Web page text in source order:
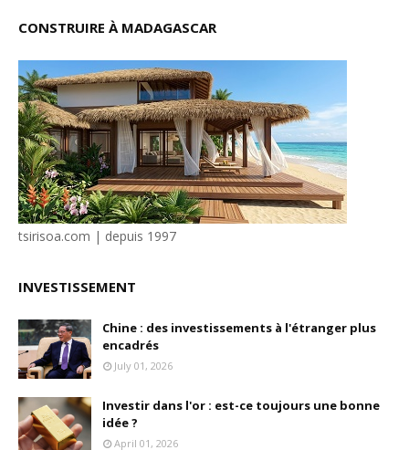
CONSTRUIRE À MADAGASCAR
tsirisoa.com | depuis 1997
INVESTISSEMENT
Chine : des investissements à l'étranger plus
encadrés
July 01, 2026
Investir dans l'or : est-ce toujours une bonne
idée ?
April 01, 2026